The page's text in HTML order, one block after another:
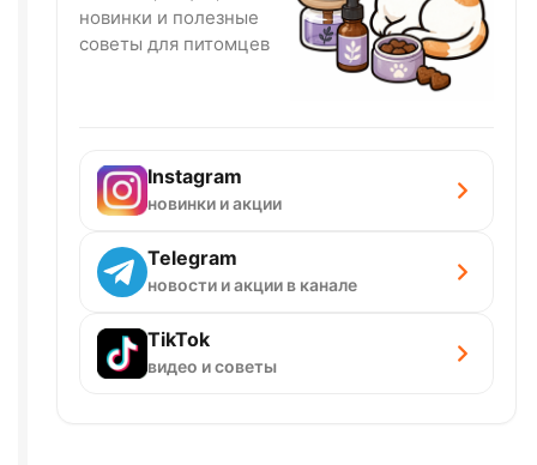
новинки и полезные
советы для питомцев
Instagram
новинки и акции
Telegram
новости и акции в канале
TikTok
видео и советы